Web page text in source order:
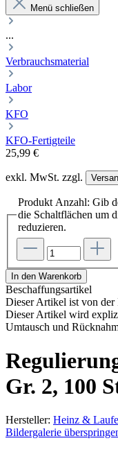
Menü schließen
...
Verbrauchsmaterial
Labor
KFO
KFO-Fertigteile
25,99 €
exkl. MwSt. zzgl.
Produkt Anzahl: Gib
die Schaltflächen um
reduzieren.
In den Warenkorb
Beschaffungsartikel
Dieser Artikel ist von der
Dieser Artikel wird
Umtausch und
Gr. 2, 100
Hersteller: Heinz &
Bildergalerie